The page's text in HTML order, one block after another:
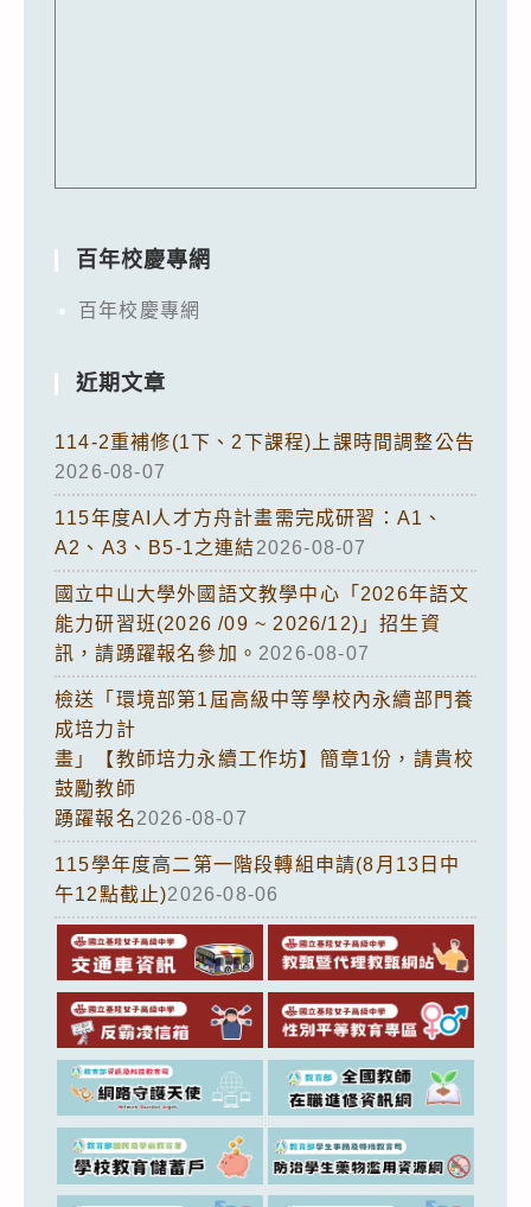
百年校慶專網
百年校慶專網
近期文章
114-2重補修(1下、2下課程)上課時間調整公告
2026-08-07
115年度AI人才方舟計畫需完成研習：A1、
A2、A3、B5-1之連結2026-08-07
國立中山大學外國語文教學中心「2026年語文
能力研習班(2026 /09 ~ 2026/12)」招生資
訊，請踴躍報名參加。 2026-08-07
檢送「環境部第1屆高級中等學校內永續部門養
成培力計
畫」【教師培力永續工作坊】簡章1份，請貴校
鼓勵教師
踴躍報名2026-08-07
115學年度高二第一階段轉組申請(8月13日中
午12點截止)2026-08-06